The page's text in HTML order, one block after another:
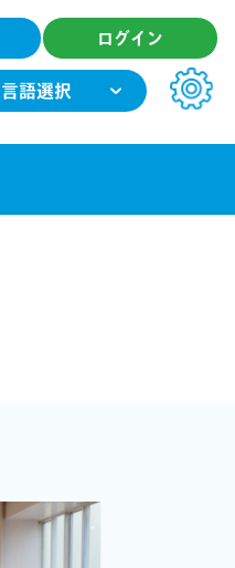
ログイン
言語選択